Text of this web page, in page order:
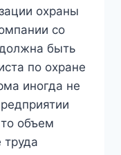
охраны
со
быть
по охране
иногда не
объем